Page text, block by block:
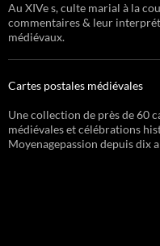
Au XIVe s, culte marial à la
commentaires & leur
médiévaux.
Cartes postales médiévales
Une collection de près de 60
médiévales et célébrations
Moyenagepassion depuis dix